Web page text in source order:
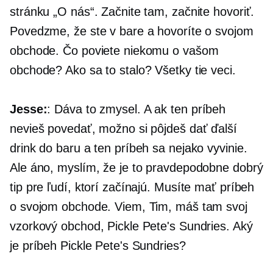
stránku „O nás“. Začnite tam, začnite hovoriť.
Povedzme, že ste v bare a hovoríte o svojom
obchode. Čo poviete niekomu o vašom
obchode? Ako sa to stalo? Všetky tie veci.
Jesse:: Dáva to zmysel. A ak ten príbeh
nevieš povedať, možno si pôjdeš dať ďalší
drink do baru a ten príbeh sa nejako vyvinie.
Ale áno, myslím, že je to pravdepodobne dobrý
tip pre ľudí, ktorí začínajú. Musíte mať príbeh
o svojom obchode. Viem, Tim, máš tam svoj
vzorkový obchod, Pickle Pete's Sundries. Aký
je príbeh Pickle Pete's Sundries?